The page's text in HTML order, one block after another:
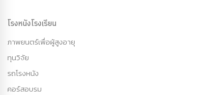
โรงหนังโรงเรียน
ภาพยนตร์เพื่อผู้สูงอายุ
ทุนวิจัย
รถโรงหนัง
คอร์สอบรม